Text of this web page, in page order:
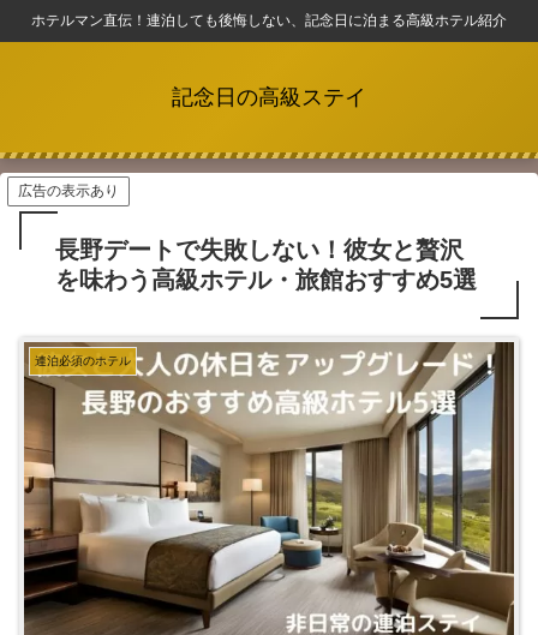
ホテルマン直伝！連泊しても後悔しない、記念日に泊まる高級ホテル紹介
記念日の高級ステイ
広告の表示あり
長野デートで失敗しない！彼女と贅沢
を味わう高級ホテル・旅館おすすめ5選
連泊必須のホテル